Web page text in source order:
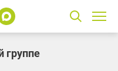
группе